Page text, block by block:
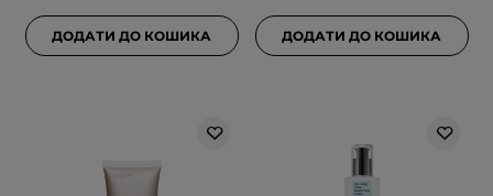
ДОДАТИ ДО КОШИКА ДОДАТИ ДО КОШИКА